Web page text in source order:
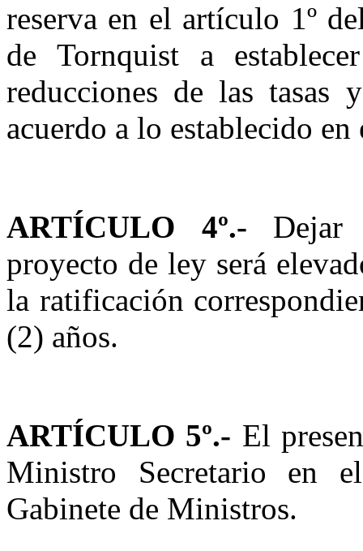
reserva en el artículo 1º
de Tornquista
reducciones de las tasas
acuerdo a lo establecido
ARTÍCULO 4º.- Dejar
proyecto de ley será
la ratificación
(2) años.
ARTÍCULO 5º.- El
Ministro Secretario en
Gabinete de Ministros.